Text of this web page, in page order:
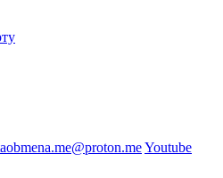
Youtube